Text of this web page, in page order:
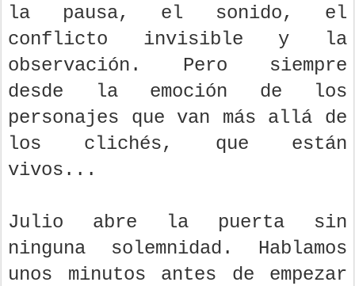
la pausa, el sonido, el
conflicto invisible y la
observación. Pero siempre
desde la emoción de los
personajes que van más allá de
los clichés, que están
vivos...
Julio abre la puerta sin
ninguna solemnidad. Hablamos
unos minutos antes de empezar